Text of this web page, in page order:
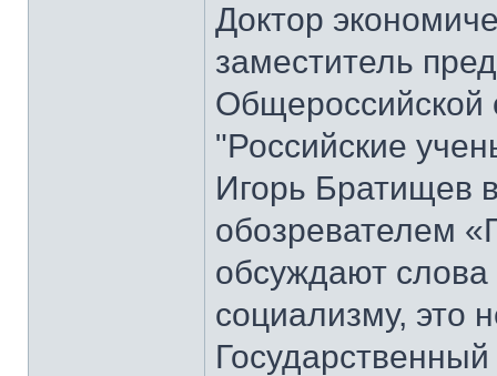
Доктор
заместитель
Общероссийской
"Российские
Игорь Братищев
обозревателем
обсуждают
социализму, это